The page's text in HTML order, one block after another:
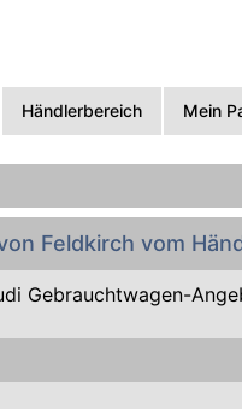
Händlerbereich Mein
Feldkirch vom
Gebrauchtwagen-